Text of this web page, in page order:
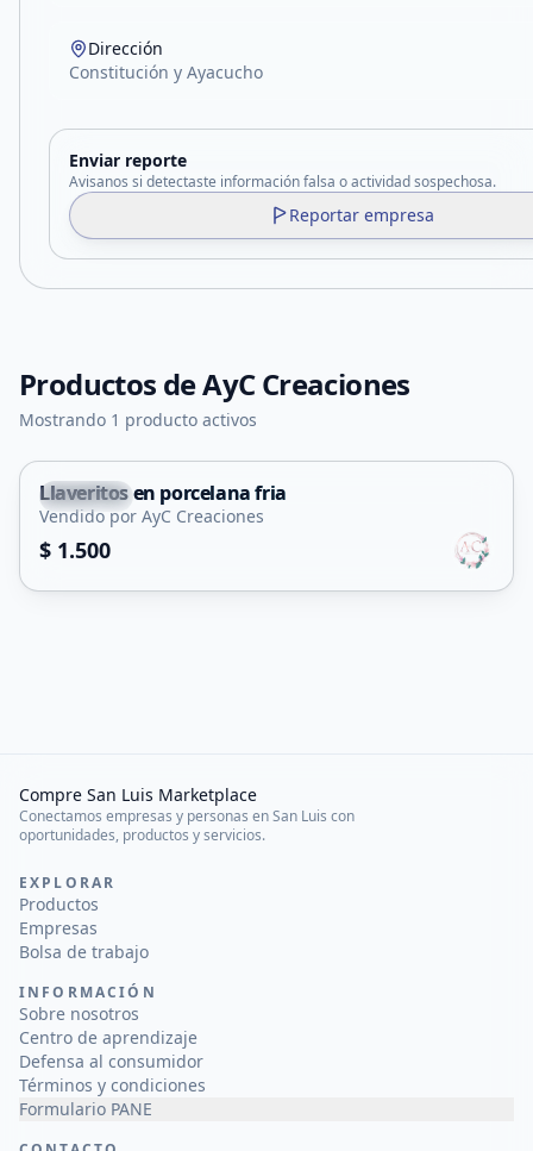
Dirección
Constitución y Ayacucho
Enviar reporte
Avisanos si detectaste información falsa o actividad sospechosa.
Reportar empresa
Productos deAyC Creaciones
Mostrando 1 producto activos
Capital
Servicio
Llaveritos en porcelana fria
Vendido por AyC Creaciones
$ 1.500
Compre San Luis Marketplace
Conectamos empresas y personas en San Luis con
oportunidades, productos y servicios.
EXPLORAR
Productos
Empresas
Bolsa de trabajo
INFORMACIÓN
Sobre nosotros
Centro de aprendizaje
Defensa al consumidor
Términos y condiciones
Formulario PANE